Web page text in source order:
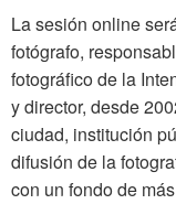
La sesión online
fotógrafo,
fotográfico de la
y director, desde
ciudad, institución
difusión de la
con un fondo de